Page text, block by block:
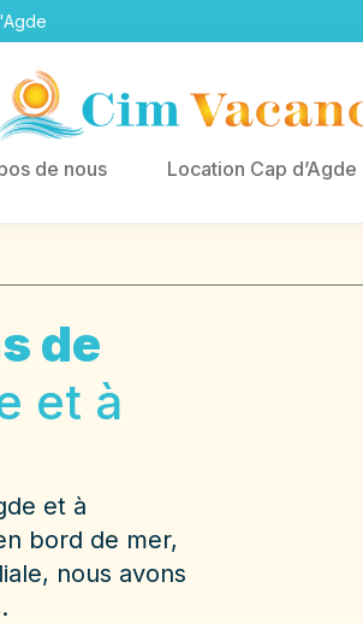
de nous Location Cap d’Agde
de
et à
et à
bord de mer,
nous avons